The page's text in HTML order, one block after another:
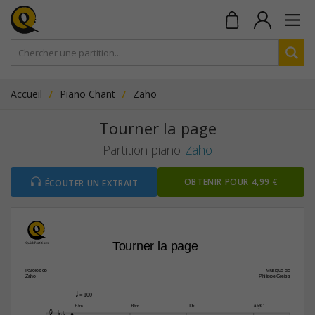
Accueil Piano Chant Zaho
Tourner la page
Partition piano Zaho
ÉCOUTER UN EXTRAIT OBTENIR POUR 4,99 €
Tourner la page
Musique de
Philippe Greiss
Paroles de
Zaho
q = 100
E¨‹ B¨‹ D¨ A¨/C